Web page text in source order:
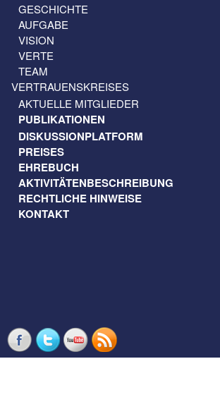
GESCHICHTE
AUFGABE
VISION
VERTE
TEAM
VERTRAUENSKREISES
AKTUELLE MITGLIEDER
PUBLIKATIONEN
DISKUSSIONPLATFORM
PREISES
EHREBUCH
AKTIVITÄTENBESCHREIBUNG
RECHTLICHE HINWEISE
KONTAKT